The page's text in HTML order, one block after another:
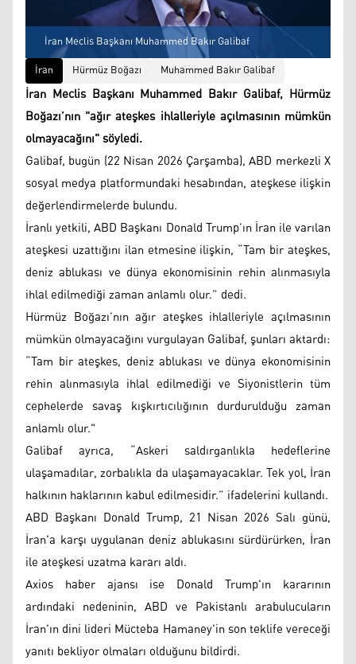
İran Meclis Başkanı Muhammed Bakır Galibaf
İran
Hürmüz Boğazı Muhammed Bakır Galibaf
İran Meclis Başkanı Muhammed Bakır Galibaf, Hürmüz
Boğazı’nın "ağır ateşkes ihlalleriyle açılmasının mümkün
olmayacağını" söyledi.
Galibaf, bugün (22 Nisan 2026 Çarşamba), ABD merkezli X
sosyal medya platformundaki hesabından, ateşkese ilişkin
değerlendirmelerde bulundu.
İranlı yetkili, ABD Başkanı Donald Trump’ın İran ile varılan
ateşkesi uzattığını ilan etmesine ilişkin, “Tam bir ateşkes,
deniz ablukası ve dünya ekonomisinin rehin alınmasıyla
ihlal edilmediği zaman anlamlı olur.” dedi.
Hürmüz Boğazı’nın ağır ateşkes ihlalleriyle açılmasının
mümkün olmayacağını vurgulayan Galibaf, şunları aktardı:
“Tam bir ateşkes, deniz ablukası ve dünya ekonomisinin
rehin alınmasıyla ihlal edilmediği ve Siyonistlerin tüm
cephelerde savaş kışkırtıcılığının durdurulduğu zaman
anlamlı olur."
Galibaf ayrıca, “Askeri saldırganlıkla hedeflerine
ulaşamadılar, zorbalıkla da ulaşamayacaklar. Tek yol, İran
halkının haklarının kabul edilmesidir.” ifadelerini kullandı.
ABD Başkanı Donald Trump, 21 Nisan 2026 Salı günü,
İran'a karşı uygulanan deniz ablukasını sürdürürken, İran
ile ateşkesi uzatma kararı aldı.
Axios haber ajansı ise Donald Trump'ın kararının
ardındaki nedeninin, ABD ve Pakistanlı arabulucuların
İran'ın dini lideri Mücteba Hamaney'in son teklife vereceği
yanıtı bekliyor olmaları olduğunu bildirdi.